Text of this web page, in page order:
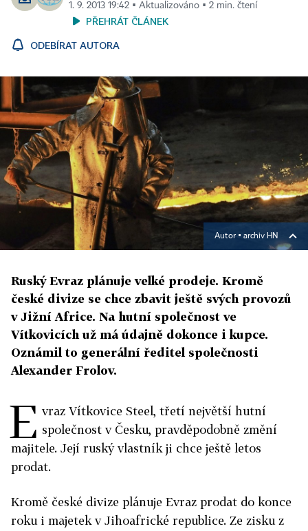
1. 9. 2013 19:42 ▪ Aktualizováno ▪ 2 min. čtení
PŘEHRÁT ČLÁNEK
ODEBÍRAT AUTORA
Autor ▪ archiv HN
Ruský Evraz plánuje velké prodeje. Kromě
české divize se chce zbavit ještě svých provozů
v Jižní Africe. Na hutní společnost ve
Vítkovicích už má údajně dokonce i kupce.
Oznámil to generální ředitel společnosti
Alexander Frolov.
E vraz Vítkovice Steel, třetí největší hutní
společnost v Česku, pravděpodobně změní
majitele. Její ruský vlastník ji chce ještě letos
prodat.
Kromě české divize plánuje Evraz prodat do konce
roku i majetek v Jihoafrické republice. Ze zisku z